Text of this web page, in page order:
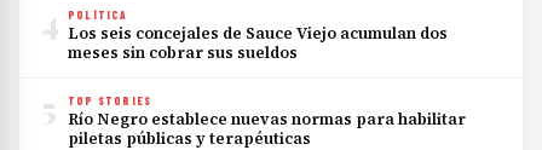
4 POLÍTICA
Los seis concejales de Sauce Viejo acumulan dos
meses sin cobrar sus sueldos
5 TOP STORIES
Río Negro establece nuevas normas para habilitar
piletas públicas y terapéuticas